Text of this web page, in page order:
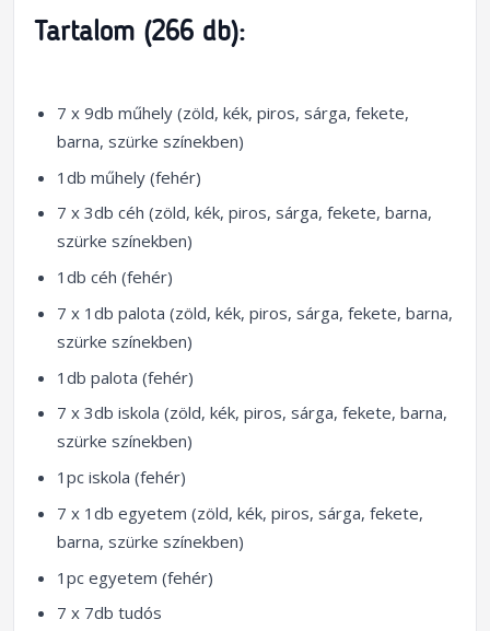
Tartalom (266 db):
7 x 9db műhely (zöld, kék, piros, sárga, fekete,
barna, szürke színekben)
1db műhely (fehér)
7 x 3db céh (zöld, kék, piros, sárga, fekete, barna,
szürke színekben)
1db céh (fehér)
7 x 1db palota (zöld, kék, piros, sárga, fekete, barna,
szürke színekben)
1db palota (fehér)
7 x 3db iskola (zöld, kék, piros, sárga, fekete, barna,
szürke színekben)
1pc iskola (fehér)
7 x 1db egyetem (zöld, kék, piros, sárga, fekete,
barna, szürke színekben)
1pc egyetem (fehér)
7 x 7db tudós